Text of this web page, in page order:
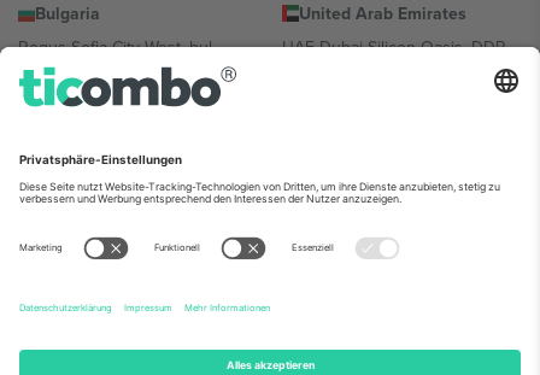
Bulgaria
Regus Sofia City West, bul
Totleben 53-55, 1606 Sofia,
Bulgaria
United Arab Emirates
UAE Dubai Silicon Oasis, DDP
Building A1, Office 302, Dubai,
Mexico
Av Chapultepec 360, Roma
Norte, Cuauhtémoc, 06700
Ciudad de México, CDMX,
Mexico
Die juristische Person des Plattformanbieters kann je nach
Informationen finden Sie auf der jeweiligen Veranstaltungsseite, im